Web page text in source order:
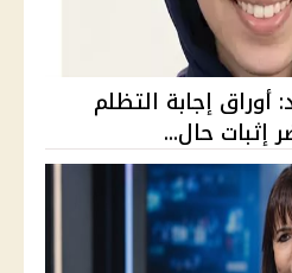
محمد: أوراق إجابة التظلم
إثبات حال...